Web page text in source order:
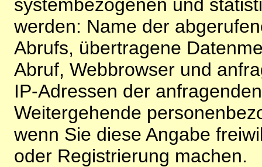
systembezogenen und
werden: Name der
Abrufs, übertragene
Abruf, Webbrowser und
IP-Adressen der
Weitergehende
wenn Sie diese Angabe
oder Registrierung machen.